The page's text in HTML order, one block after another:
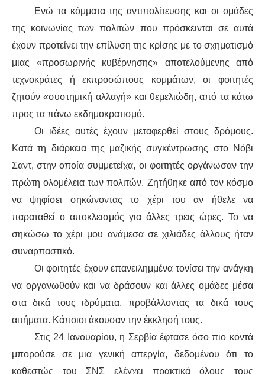
Ενώ τα κόμματα της αντιπολίτευσης και οι ομάδες
της κοινωνίας των πολιτών που πρόσκεινται σε αυτά
έχουν προτείνει την επίλυση της κρίσης με το σχηματισμό
μιας «προσωρινής κυβέρνησης» αποτελούμενης από
τεχνοκράτες ή εκπροσώπους κομμάτων, οι φοιτητές
ζητούν «συστημική αλλαγή» και θεμελιώδη, από τα κάτω
προς τα πάνω εκδημοκρατισμό.
Οι ιδέες αυτές έχουν μεταφερθεί στους δρόμους.
Κατά τη διάρκεια της μαζικής συγκέντρωσης στο Νόβι
Σαντ, στην οποία συμμετείχα, οι φοιτητές οργάνωσαν την
πρώτη ολομέλεια των πολιτών. Ζητήθηκε από τον κόσμο
να ψηφίσει σηκώνοντας το χέρι του αν ήθελε να
παραταθεί ο αποκλεισμός για άλλες τρεις ώρες. Το να
σηκώσω το χέρι μου ανάμεσα σε χιλιάδες άλλους ήταν
συναρπαστικό.
Οι φοιτητές έχουν επανειλημμένα τονίσει την ανάγκη
να οργανωθούν και να δράσουν και άλλες ομάδες μέσα
στα δικά τους ιδρύματα, προβάλλοντας τα δικά τους
αιτήματα. Κάποιοι άκουσαν την έκκλησή τους.
Στις 24 Ιανουαρίου, η Σερβία έφτασε όσο πιο κοντά
μπορούσε σε μια γενική απεργία, δεδομένου ότι το
καθεστώς του ΣΝΣ ελέγχει πρακτικά όλους τους